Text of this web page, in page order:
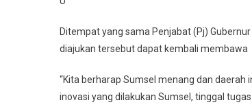
Ditempat yang sama Penjabat (Pj)
diajukan tersebut dapat kembali membawa
“Kita berharap Sumsel menang dan
inovasi yang dilakukan Sumsel, tinggal